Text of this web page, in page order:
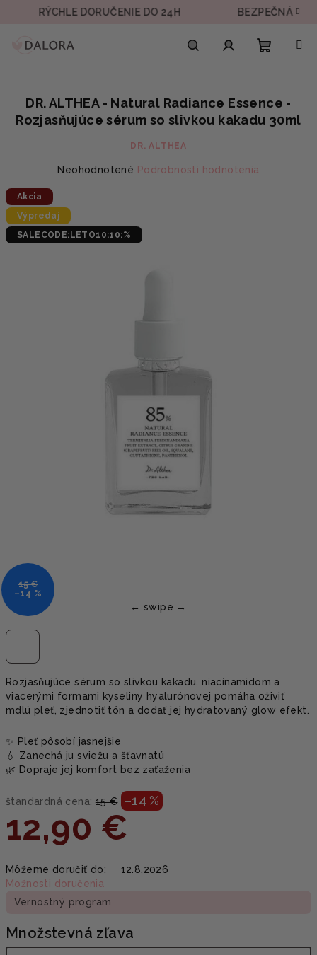
RÝCHLE DORUČENIE DO 24H BEZPEČNÁ PLATBA
košík
Rozjasňujúce sérum so slivkou kakadu, niacínamidom a
viacerými formami kyseliny hyalurónovej pomáha oživiť
mdlú pleť, zjednotiť tón a dodať jej hydratovaný glow efekt.
✨ Pleť pôsobí jasnejšie
💧 Zanechá ju sviežu a šťavnatú
🌿 Dopraje jej komfort bez zaťaženia
štandardná cena: 15 € –14 %
12,90 €
cena:
Môžeme doručiť do:
12.8.2026
Možnosti doručenia
Vernostný program
Množstevná zľava
DR. ALTHEA - Natural Radiance Essence -
Rozjasňujúce sérum so slivkou kakadu 30ml
DR. ALTHEA
Priemerné
je
0,0
z
Neohodnotené Podrobnosti hodnotenia
Akcia
Výpredaj
SALECODE:LETO10:10:%
15 €
–14 %